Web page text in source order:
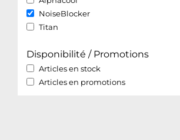
NoiseBlocker
Titan
Disponibilité / Promotions
Articles en stock
Articles en promotions